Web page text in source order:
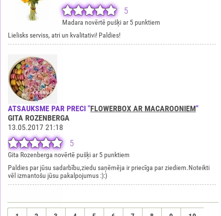
5
Madara novērtē pušķi ar 5 punktiem
Lielisks serviss, atri un kvalitativi! Paldies!
ATSAUKSME PAR PRECI "FLOWERBOX AR MACAROONIEM"
GITA ROZENBERGA
13.05.2017 21:18
5
Gita Rozenberga novērtē pušķi ar 5 punktiem
Paldies par jūsu sadarbību,ziedu saņēmēja ir priecīga par ziediem.Noteikti
vēl izmantošu jūsu pakalpojumus :):)